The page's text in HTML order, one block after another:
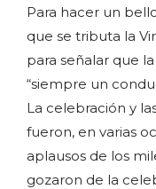
Para hacer un
que se tributa la
para señalar que
“siempre un
La celebración y
fueron, en varias
aplausos de los
gozaron de la